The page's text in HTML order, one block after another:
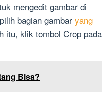
mengedit gambar di
bagian gambaryang
itu, klik tombol Crop pada
Bisa?